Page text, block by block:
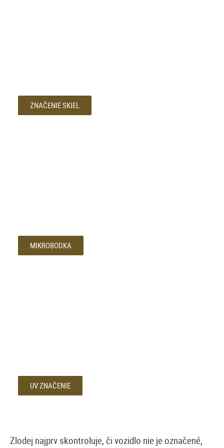
ZNAČENIE SKIEL
MIKROBODKA
UV ZNAČENIE
Zlodej najprv skontroluje, či vozidlo nie je označené,